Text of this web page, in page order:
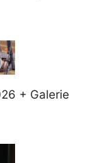
+ Galerie